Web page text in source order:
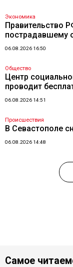
Экономика
Правительство
пострадавшему
06.08.2026 16:50
Общество
Центр
проводит
06.08.2026 14:51
Происшествия
В Севастополе
06.08.2026 14:48
Самое